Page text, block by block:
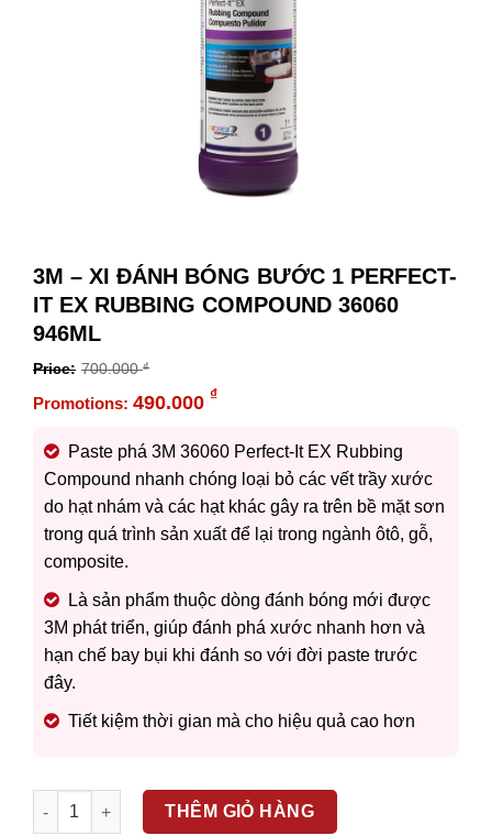
3M – XI ĐÁNH BÓNG BƯỚC 1 PERFECT-
IT EX RUBBING COMPOUND 36060
946ML
700.000₫
Original
was:
700.000 ₫.
490.000 ₫
price
is:
490.000 ₫.
Paste phá 3M 36060 Perfect-It EX Rubbing
Compound nhanh chóng loại bỏ các vết trầy xước
do hạt nhám và các hạt khác gây ra trên bề mặt sơn
trong quá trình sản xuất để lại trong ngành ôtô, gỗ,
composite.
Là sản phẩm thuộc dòng đánh bóng mới được
3M phát triển, giúp đánh phá xước nhanh hơn và
hạn chế bay bụi khi đánh so với đời paste trước
đây.
Tiết kiệm thời gian mà cho hiệu quả cao hơn
3M – XI ĐÁNH BÓNG BƯỚC 1 PERFECT-IT EX RUBBING
THÊM GIỎ HÀNG